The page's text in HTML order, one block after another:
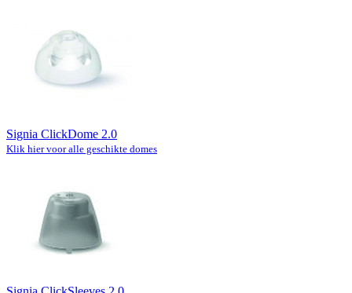
Signia ClickDome 2.0
Klik hier voor alle geschikte domes